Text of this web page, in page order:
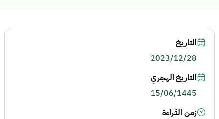
التاريخ
2023/12/28
التاريخ الهجري
15/06/1445
زمن القراءة